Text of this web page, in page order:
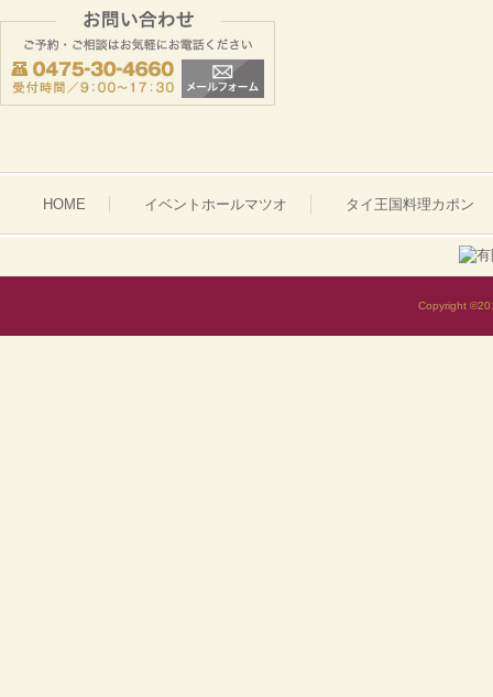
HOME イベントホールマツオ タイ王国料理カポン
Copyright